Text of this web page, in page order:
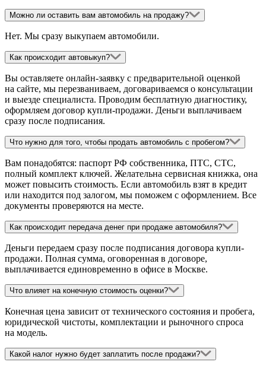
Можно ли оставить вам автомобиль на продажу?
Нет. Мы сразу выкупаем автомобили.
Как происходит автовыкуп?
Вы оставляете онлайн-заявку с предварительной оценкой
на сайте, мы перезваниваем, договариваемся о консультации
и выезде специалиста. Проводим бесплатную диагностику,
оформляем договор купли-продажи. Деньги выплачиваем
сразу после подписания.
Что нужно для того, чтобы продать автомобиль с пробегом?
Вам понадобятся: паспорт РФ собственника, ПТС, СТС,
полный комплект ключей. Желательна сервисная книжка, она
может повысить стоимость. Если автомобиль взят в кредит
или находится под залогом, мы поможем с оформлением. Все
документы проверяются на месте.
Как происходит передача денег при продаже автомобиля?
Деньги передаем сразу после подписания договора купли-
продажи. Полная сумма, оговоренная в договоре,
выплачивается единовременно в офисе в Москве.
Что влияет на конечную стоимость оценки?
Конечная цена зависит от технического состояния и пробега,
юридической чистоты, комплектации и рыночного спроса
на модель.
Какой налог нужно будет заплатить после продажи?